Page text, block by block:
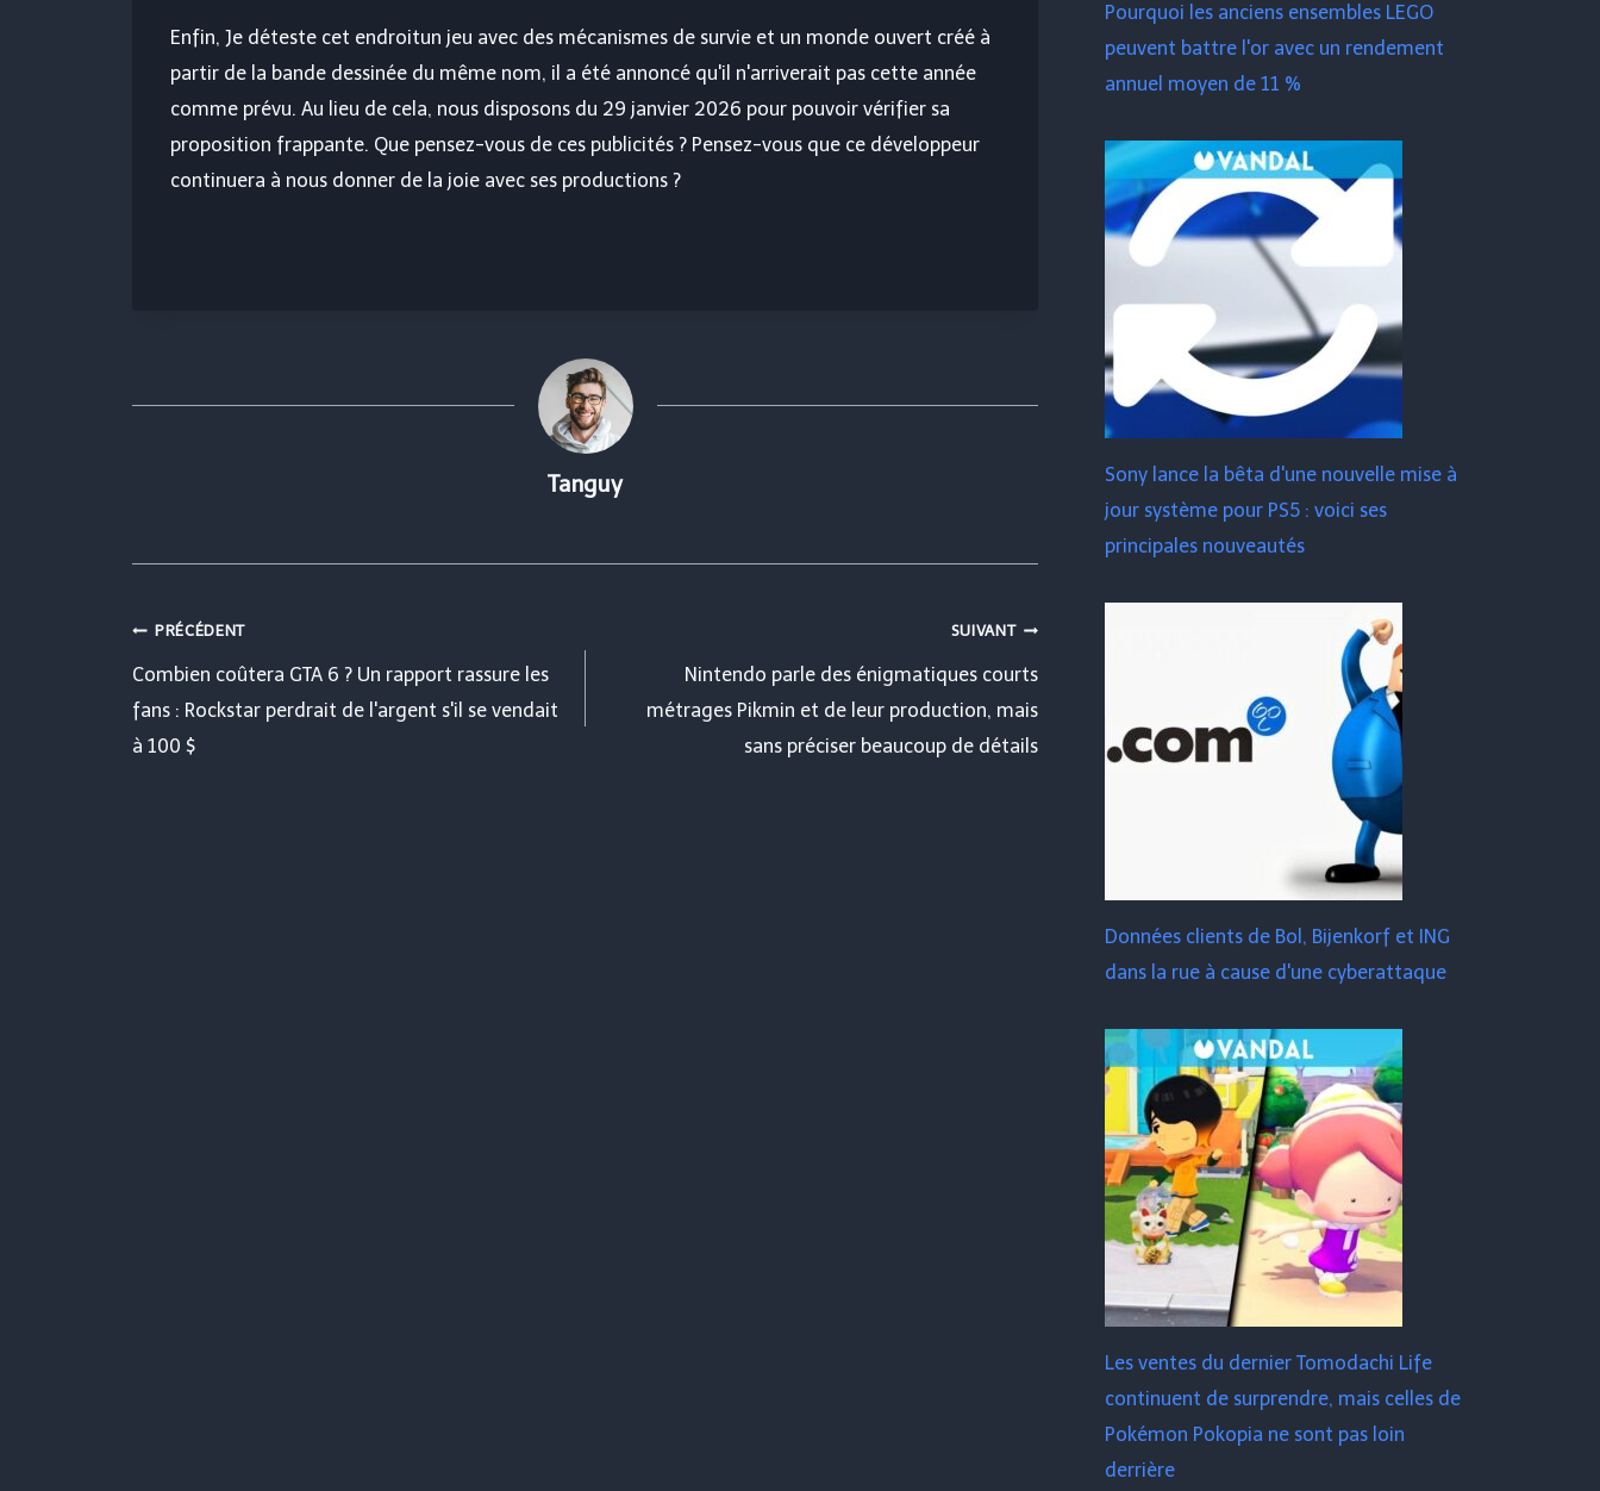
Enfin, Je déteste cet endroitun jeu avec des mécanismes de survie et un monde ouvert créé à
partir de la bande dessinée du même nom, il a été annoncé qu'il n'arriverait pas cette année
comme prévu. Au lieu de cela, nous disposons du 29 janvier 2026 pour pouvoir vérifier sa
proposition frappante. Que pensez-vous de ces publicités ? Pensez-vous que ce développeur
continuera à nous donner de la joie avec ses productions ?
Tanguy
Navigation
de
PRÉCÉDENT
Combien coûtera GTA 6 ? Un rapport rassure les
fans : Rockstar perdrait de l'argent s'il se vendait
à 100 $
SUIVANT
Nintendo parle des énigmatiques courts
métrages Pikmin et de leur production, mais
sans préciser beaucoup de détails
Pourquoi les anciens ensembles LEGO
peuvent battre l'or avec un rendement
annuel moyen de 11 %
Sony lance la bêta d'une nouvelle mise à
jour système pour PS5 : voici ses
principales nouveautés
Données clients de Bol, Bijenkorf et ING
dans la rue à cause d'une cyberattaque
Les ventes du dernier Tomodachi Life
continuent de surprendre, mais celles de
Pokémon Pokopia ne sont pas loin
derrière